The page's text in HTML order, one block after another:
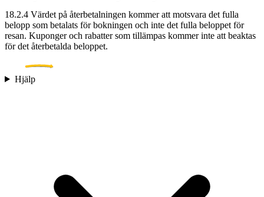
18.2.4 Värdet på återbetalningen kommer att motsvara det fulla
belopp som betalats för bokningen och inte det fulla beloppet för
resan. Kuponger och rabatter som tillämpas kommer inte att beaktas
för det återbetalda beloppet.
Hjälp